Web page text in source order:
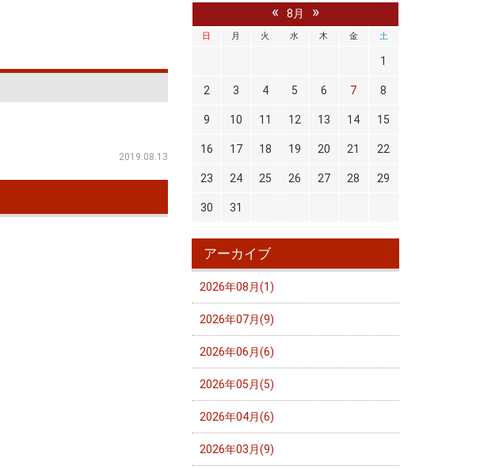
2019.08.13
« 8月 »
日 月 火 水 木 金 土
1
2 3 4 5 6 7 8
9 10 11 12 13 14 15
16 17 18 19 20 21 22
23 24 25 26 27 28 29
30 31
アーカイブ
2026年08月(1)
2026年07月(9)
2026年06月(6)
2026年05月(5)
2026年04月(6)
2026年03月(9)